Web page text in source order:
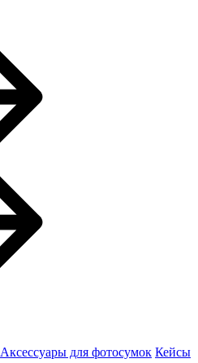
Аксессуары для фотосумок Кейсы